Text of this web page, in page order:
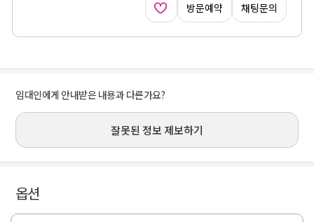
방문예약 채팅문의
임대인에게 안내받은 내용과 다른가요?
잘못된 정보 제보하기
옵션